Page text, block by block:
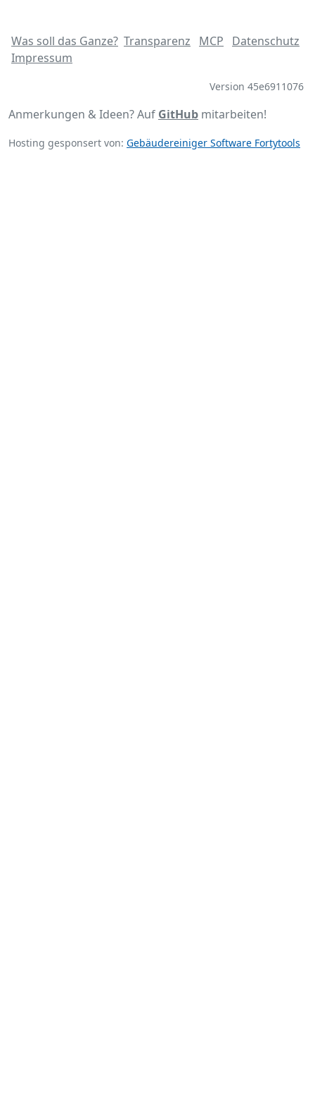
Was soll das Ganze? Transparenz MCP
Datenschutz
Impressum
Version 45e6911076
Anmerkungen & Ideen? Auf GitHub mitarbeiten!
Hosting gesponsert von: Gebäudereiniger Software Fortytools